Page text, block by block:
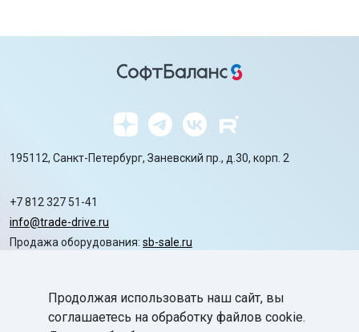
195112, Санкт-Петербург, Заневский пр., д.30, корп. 2
+7 812 327 51-41
info@trade-drive.ru
Продажа оборудования: sb-sale.ru
Автоматизацияchevron_right
Продолжая использовать наш сайт, вы
соглашаетесь на обработку файлов cookie.